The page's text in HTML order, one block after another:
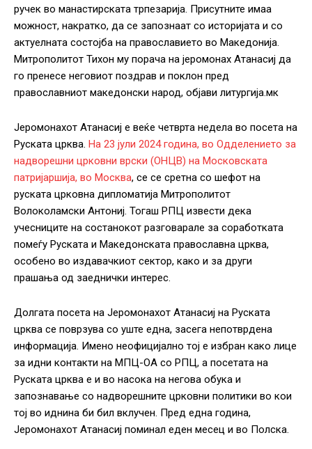
ручек во манастирската трпезарија. Присутните имаа
можност, накратко, да се запознаат со историјата и со
актуелната состојба на православието во Македонија.
Митрополитот Тихон му порача на јеромонах Атанасиј да
го пренесе неговиот поздрав и поклон пред
православниот македонски народ, објави литургија.мк
Јеромонахот Атанасиј е веќе четврта недела во посета на
Руската црква. На 23 јули 2024 година, во Одделението за
надворешни црковни врски (ОНЦВ) на Московската
патријаршија, во Москва, се се сретна со шефот на
руската црковна дипломатија Митрополитот
Волоколамски Антониј. Тогаш РПЦ извести дека
учесниците на состанокот разговарале за соработката
помеѓу Руската и Македонската православна црква,
особено во издавачкиот сектор, како и за други
прашања од заеднички интерес.
Долгата посета на Јеромонахот Атанасиј на Руската
црква се поврзува со уште една, засега непотврдена
информација. Имено неофицијално тој е избран како лице
за идни контакти на МПЦ-ОА со РПЦ, а посетата на
Руската црква е и во насока на негова обука и
запознавање со надворешните црковни политики во кои
тој во иднина би бил вклучен. Пред една година,
Јеромонахот Атанасиј поминал еден месец и во Полска.